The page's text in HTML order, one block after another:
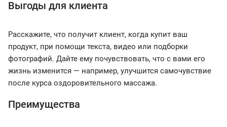
Выгоды для клиента
Расскажите, что получит клиент, когда купит ваш
продукт, при помощи текста, видео или подборки
фотографий. Дайте ему почувствовать, что с вами его
жизнь изменится — например, улучшится самочувствие
после курса оздоровительного массажа.
Преимущества